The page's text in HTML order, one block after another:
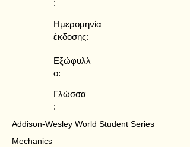
:
Ημερομηνία
έκδοσης:
Εξώφυλλ
ο:
Γλώσσα
:
Addison-Wesley World Student Series
Mechanics